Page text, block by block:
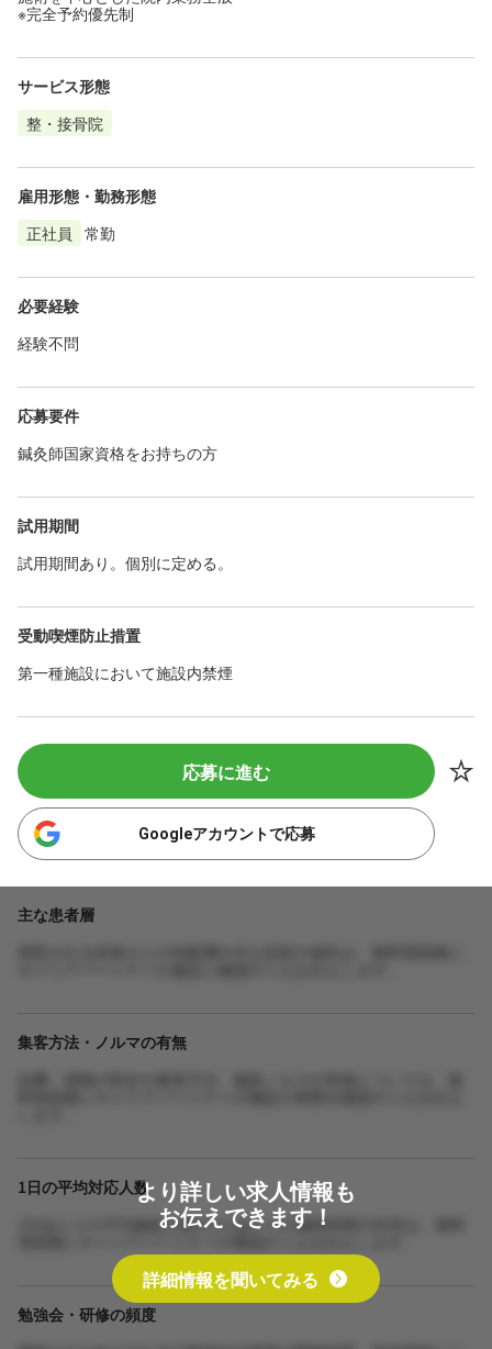
※完全予約優先制
サービス形態
整・接骨院
雇用形態・勤務形態
正社員
常勤
必要経験
経験不問
応募要件
鍼灸師国家資格をお持ちの方
試用期間
試用期間あり。個別に定める。
受動喫煙防止措置
第一種施設において施設内禁煙
応募に進む
Googleアカウントで応募
主な患者層
集客方法・ノルマの有無
1日の平均対応人数
1日あたりの平均施術人数や1人あたりの施術時間の目安は、無料
勉強会・研修の頻度
より詳しい求人情報も
お伝えできます！
詳細情報を聞いてみる